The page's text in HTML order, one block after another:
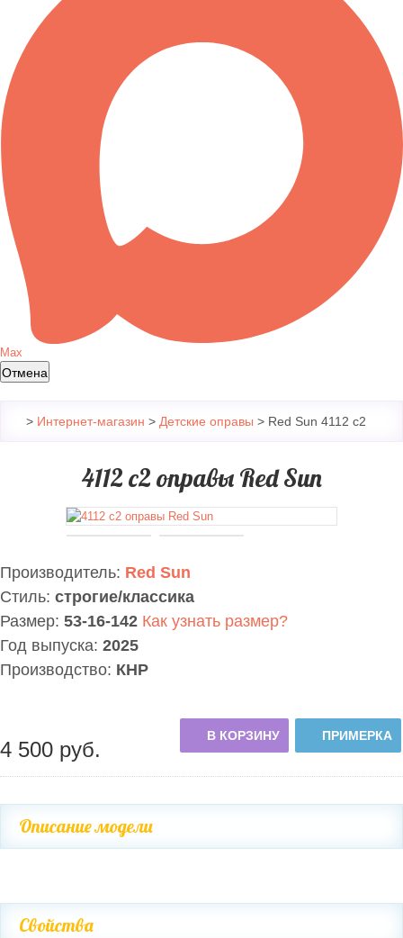
Max
Отмена
> Интернет-магазин > Детские оправы > Red Sun 4112 с2
4112 с2 оправы Red Sun
Производитель: Red Sun
Стиль: строгие/классика
Размер: 53-16-142 Как узнать размер?
Год выпуска: 2025
Производство: КНР
4 500 руб.
В КОРЗИНУ ПРИМЕРКА
Описание модели
Свойства